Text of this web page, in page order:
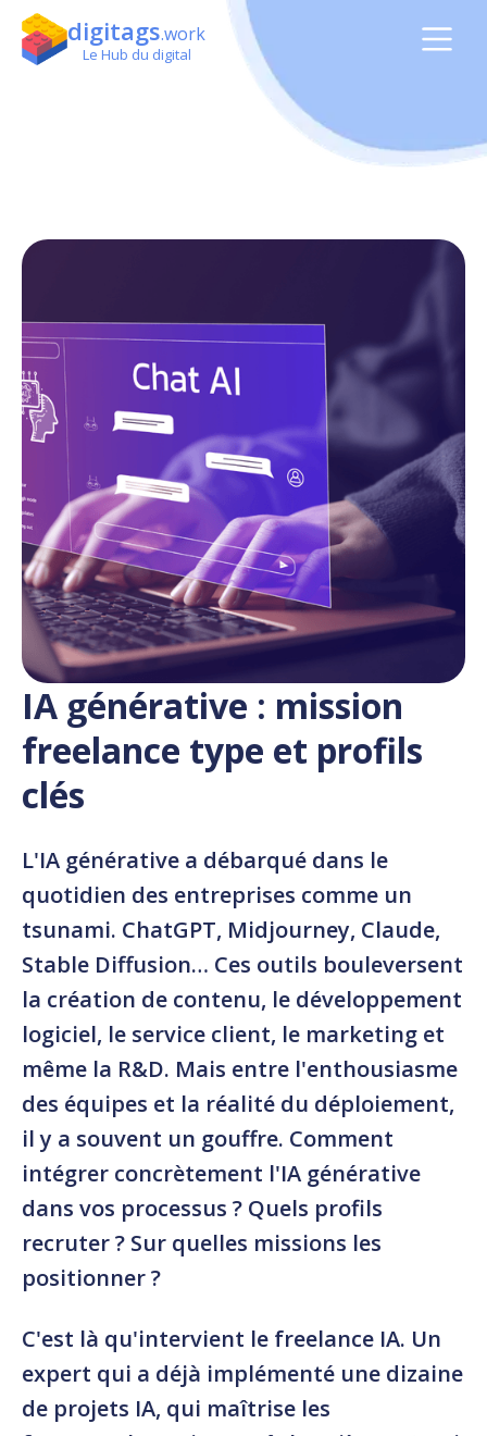
digitags.work
Le Hub du digital
IA générative : mission
freelance type et profils
clés
L'IA générative a débarqué dans le
quotidien des entreprises comme un
tsunami. ChatGPT, Midjourney, Claude,
Stable Diffusion… Ces outils bouleversent
la création de contenu, le développement
logiciel, le service client, le marketing et
même la R&D. Mais entre l'enthousiasme
des équipes et la réalité du déploiement,
il y a souvent un gouffre. Comment
intégrer concrètement l'IA générative
dans vos processus ? Quels profils
recruter ? Sur quelles missions les
positionner ?
C'est là qu'intervient le freelance IA. Un
expert qui a déjà implémenté une dizaine
de projets IA, qui maîtrise les